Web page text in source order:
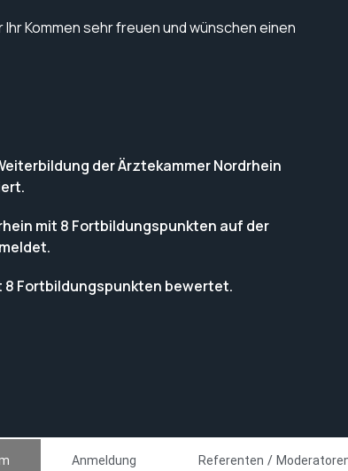
Kommen sehr freuen und wünschen einen
der Ärztekammer Nordrhein
.
mit 8 Fortbildungspunkten auf der
8 Fortbildungspunkten bewertet.
Anmeldung Referenten /